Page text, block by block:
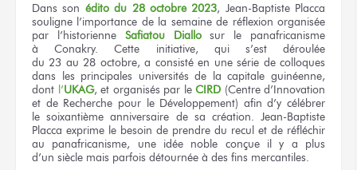
Dans son édito du 28 octobre 2023, Jean-Baptiste Placca
souligne l’importance de la semaine de réflexion organisée
par l’historienne
Safiatou Diallo
sur le panafricanisme
à Conakry.
Cette initiative, qui s’est déroulée
du 23 au 28 octobre, a consisté en une série de colloques
dans les principales universitésde la capitale guinéenne,
dont l’UKAG, et organisés par le CIRD (Centre d’Innovation
et de Recherche pour le Développement) afind’y célébrer
le soixantième anniversaire de sa création. Jean-Baptiste
Placca exprime le besoin de prendre du recul et de réfléchir
au panafricanisme,
une idée noble conçue il y a plus
d’un siècle mais parfois détournée à des fins mercantiles.